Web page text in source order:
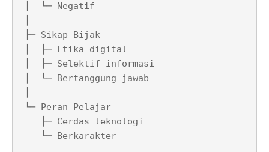
│  └─ Negatif
├─ Sikap Bijak
│  ├─ Etika digital
│  ├─ Selektif informasi
│  └─ Bertanggung jawab
└─ Peran Pelajar